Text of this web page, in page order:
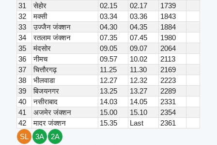
31
सेहोर 02.15 02.17
1739
32
मक्सी 03.34 03.36
1843
33
उज्जैन जंक्शन 04.30 04.35
1884
34
रतलाम जंक्शन 07.35 07.45
1980
35
मंदसोर 09.05 09.07
2064
36
नीमच 09.57 10.02
2113
37
चित्तौरगढ़ 11.25 11.30
2169
38
भीलवाडा 12.27 12.32
2223
39
बिजयनगर 13.25 13.27
2289
40
नसीराबाद 14.03 14.05
2331
41
अजमेर जंक्शन 15.00 15.10
2354
42
मादर जंक्शन 15.35 Last
2361
SL
3A
2A